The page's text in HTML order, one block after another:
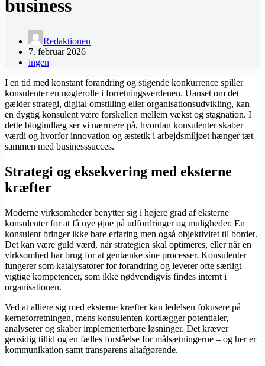
business
Redaktionen
7. februar 2026
ingen
I en tid med konstant forandring og stigende konkurrence spiller
konsulenter en nøglerolle i forretningsverdenen. Uanset om det
gælder strategi, digital omstilling eller organisationsudvikling, kan
en dygtig konsulent være forskellen mellem vækst og stagnation. I
dette blogindlæg ser vi nærmere på, hvordan konsulenter skaber
værdi og hvorfor innovation og æstetik i arbejdsmiljøet hænger tæt
sammen med businesssucces.
Strategi og eksekvering med eksterne
kræfter
Moderne virksomheder benytter sig i højere grad af eksterne
konsulenter for at få nye øjne på udfordringer og muligheder. En
konsulent bringer ikke bare erfaring men også objektivitet til bordet.
Det kan være guld værd, når strategien skal optimeres, eller når en
virksomhed har brug for at gentænke sine processer. Konsulenter
fungerer som katalysatorer for forandring og leverer ofte særligt
vigtige kompetencer, som ikke nødvendigvis findes internt i
organisationen.
Ved at alliere sig med eksterne kræfter kan ledelsen fokusere på
kerneforretningen, mens konsulenten kortlægger potentialer,
analyserer og skaber implementerbare løsninger. Det kræver
gensidig tillid og en fælles forståelse for målsætningerne – og her er
kommunikation samt transparens altafgørende.